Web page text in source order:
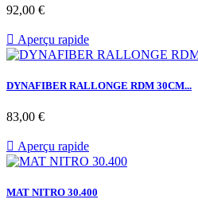
Prix
92,00 €
 Aperçu rapide
DYNAFIBER RALLONGE RDM 30CM...
Prix
83,00 €
 Aperçu rapide
MAT NITRO 30.400